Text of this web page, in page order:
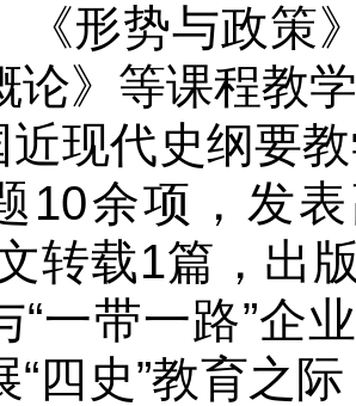
《形势与政策
论》等课程教
近现代史纲要
10余项，发
转载1篇，出
“一带一路”企
“四史”教育之